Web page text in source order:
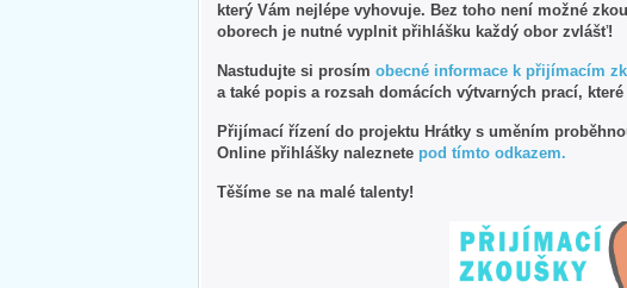
který Vám nejlépe vyhovuje. Bez toho není možné
oborech je nutné vyplnit přihlášku každý obor zvlášť!
Nastudujte si prosím obecné informace k přijímacím
a také popis a rozsah domácích výtvarných prací,
Přijímací řízení do projektu Hrátky s uměním
Online přihlášky naleznete pod tímto odkazem.
Těšíme se na malé talenty!